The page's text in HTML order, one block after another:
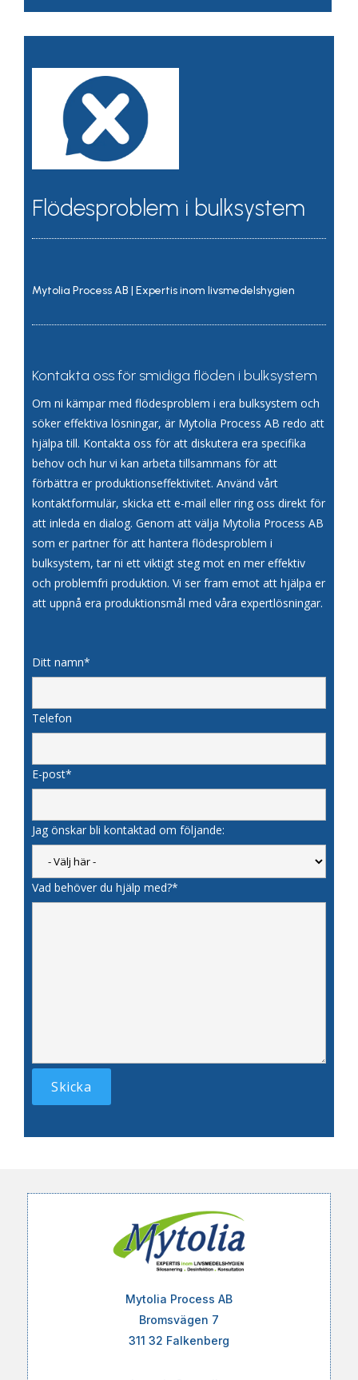
Flödesproblem i bulksystem
Mytolia Process AB | Expertis inom livsmedelshygien
Kontakta oss för smidiga flöden i bulksystem
Om ni kämpar med flödesproblem i era bulksystem och
söker effektiva lösningar, är Mytolia Process AB redo att
hjälpa till. Kontakta oss för att diskutera era specifika
behov och hur vi kan arbeta tillsammans för att
förbättra er produktionseffektivitet. Använd vårt
kontaktformulär, skicka ett e-mail eller ring oss direkt för
att inleda en dialog. Genom att välja Mytolia Process AB
som er partner för att hantera flödesproblem i
bulksystem, tar ni ett viktigt steg mot en mer effektiv
och problemfri produktion. Vi ser fram emot att hjälpa er
att uppnå era produktionsmål med våra expertlösningar.
Ditt namn*
Telefon
E-post*
Jag önskar bli kontaktad om följande:
Vad behöver du hjälp med?*
Mytolia Process AB
Bromsvägen 7
311 32 Falkenberg